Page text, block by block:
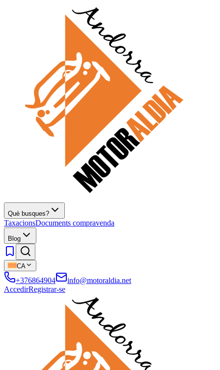
Què busques?
TaxacionsDocuments compravenda
Blog
CA
+376864904
info@motoraldia.net
AccedirRegistrar-se